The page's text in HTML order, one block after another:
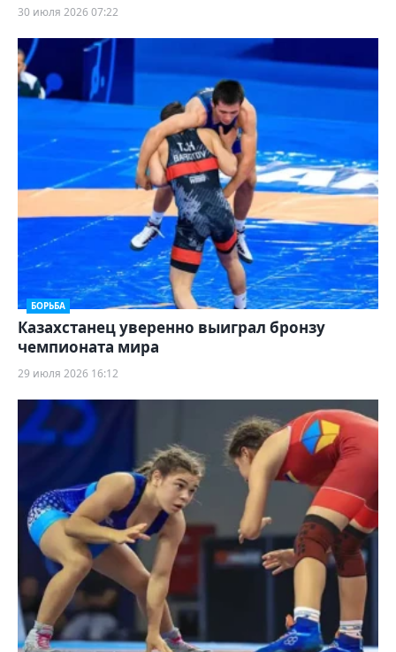
30 июля 2026 07:22
БОРЬБА
Казахстанец уверенно выиграл бронзу
чемпионата мира
29 июля 2026 16:12